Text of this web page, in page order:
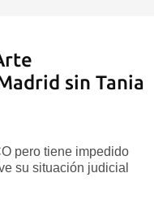
sin Tania
pero tiene impedido
su situación judicial